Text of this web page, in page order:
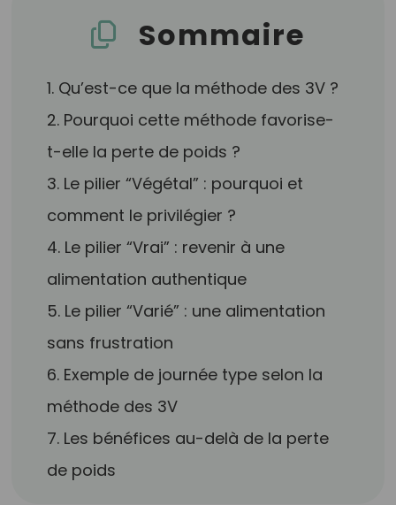
Sommaire
1. Qu’est-ce que la méthode des 3V ?
2. Pourquoi cette méthode favorise-
t-elle la perte de poids ?
3. Le pilier “Végétal” : pourquoi et
comment le privilégier ?
4. Le pilier “Vrai” : revenir à une
alimentation authentique
5. Le pilier “Varié” : une alimentation
sans frustration
6. Exemple de journée type selon la
méthode des 3V
7. Les bénéfices au-delà de la perte
de poids